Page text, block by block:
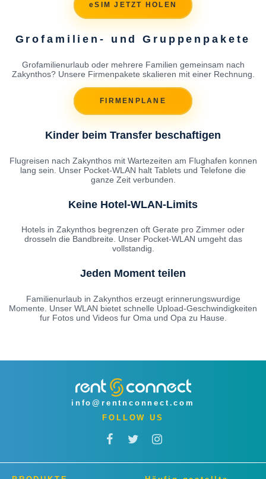
eSIM JETZT HOLEN
Grofamilien- und Gruppenpakete
Grofamilienurlaub oder mehrere Familien gemeinsam nach
Zakynthos? Unsere Firmenpakete skalieren mit einer Rechnung.
FIRMENPLANE
Kinder beim Transfer beschaftigen
Flugreisen nach Zakynthos mit Wartezeiten am Flughafen konnen
lang sein. Unser Pocket-WLAN halt Tablets und Telefone die
ganze Zeit verbunden.
Keine Hotel-WLAN-Limits
Hotels in Zakynthos begrenzen oft Gerate pro Zimmer oder
drosseln die Bandbreite. Unser Pocket-WLAN umgeht das
vollstandig.
Jeden Moment teilen
Familienurlaub in Zakynthos erzeugt erinnerungswurdige
Momente. Unser WLAN bietet schnelle Upload-Geschwindigkeiten
fur Fotos und Videos fur Oma und Opa zu Hause.
info@rentnconnect.com
FOLLOW US